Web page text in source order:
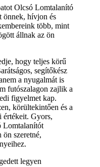
Olcsó Lomtalanító
önnek, hívjon és
több, mint
állnak az ön
hogy teljes körű
segítőkész
a nyugalmát is
futószalagon zajlik a
figyelmet kap.
körültekintően és a
értékeit. Gyors,
Lomtalanítót
szeretné,
legyen